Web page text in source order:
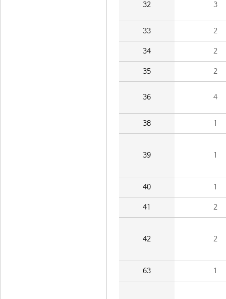
32 3
33 2
34 2
35 2
36 4
38 1
39 1
40 1
41 2
42 2
63 1